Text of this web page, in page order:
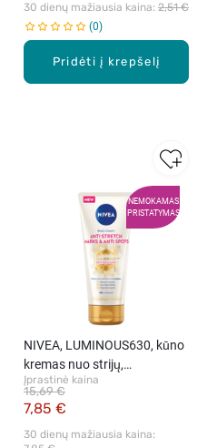
Pridėti į krepšelį
30 dienų mažiausia kaina: 2,51 €
0
NEMOKAMAS
PRISTATYMAS
NIVEA, LUMINOUS630, kūno
kremas nuo strijų,
pigmentinių dėmių ir saulės
dėmių, 200 ml
Įprastinė kaina
7,85 €
15,69 €
30 dienų mažiausia kaina: